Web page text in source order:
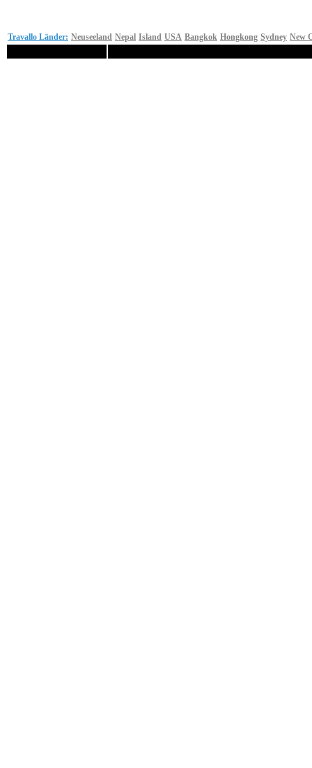
Travallo Länder: Neuseeland Nepal Island USA Bangkok Hongkong Sydney New